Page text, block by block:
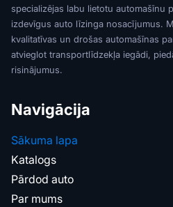
specializējas labu lietotu automašīnu
izdevīgus auto līzinga nosacījumus.
kvalitatīvas un drošas automašīnas
atvieglot transportlīdzekļa iegādi,
risinājumus.
Navigācija
Sākuma lapa
Katalogs
Pārdod auto
Par mums